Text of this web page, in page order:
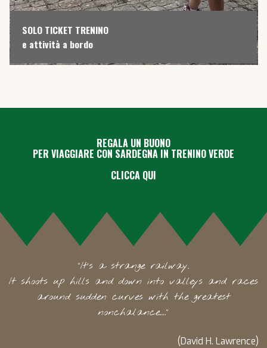
SOLO TICKET TRENINO
e attività a bordo
REGALA UN BUONO
PER VIAGGIARE CON SARDEGNA IN TRENINO VERDE
CLICCA QUI
"It’s a strange railway.
It shoots up hills and down into valleys and races
around sudden curves with the greatest
nonchalance….”
(David H. Lawrence)